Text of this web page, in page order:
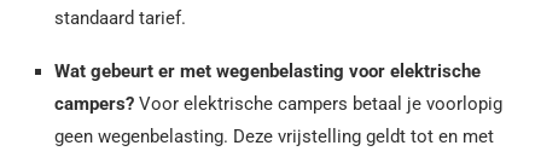
standaard tarief.
Wat gebeurt er met wegenbelasting voor elektrische
campers? Voor elektrische campers betaal je voorlopig
geen wegenbelasting. Deze vrijstelling geldt tot en met